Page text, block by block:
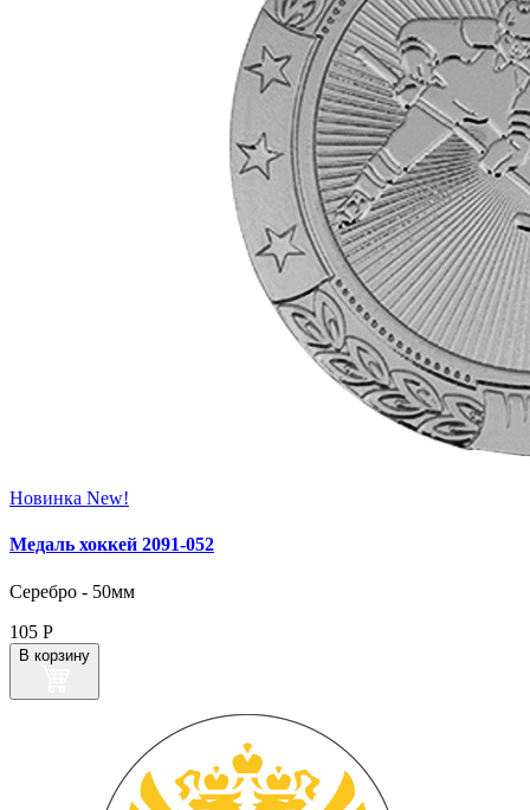
Новинка New!
Медаль хоккей 2091‑052
Серебро - 50мм
105 Р
В корзину